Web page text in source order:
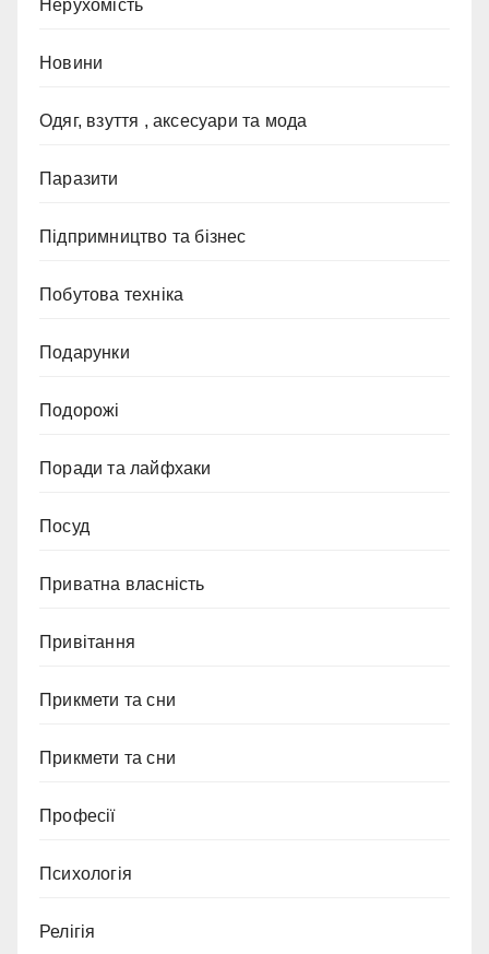
Нерухомість
Новини
Одяг, взуття , аксесуари та мода
Паразити
Підпримництво та бізнес
Побутова техніка
Подарунки
Подорожі
Поради та лайфхаки
Посуд
Приватна власність
Привітання
Прикмети та сни
Прикмети та сни
Професії
Психологія
Релігія